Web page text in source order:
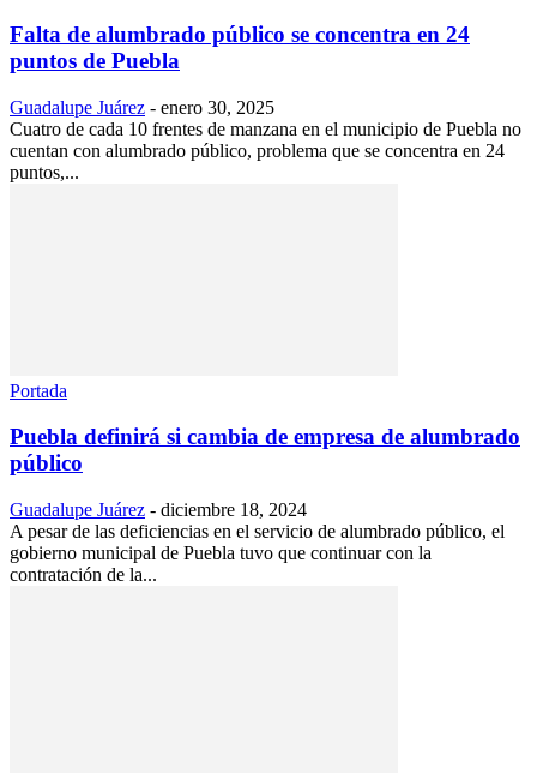
Falta de alumbrado público se concentra en 24
puntos de Puebla
Guadalupe Juárez - enero 30, 2025
Cuatro de cada 10 frentes de manzana en el municipio de Puebla no
cuentan con alumbrado público, problema que se concentra en 24
puntos,...
Portada
Puebla definirá si cambia de empresa de alumbrado
público
Guadalupe Juárez - diciembre 18, 2024
A pesar de las deficiencias en el servicio de alumbrado público, el
gobierno municipal de Puebla tuvo que continuar con la
contratación de la...